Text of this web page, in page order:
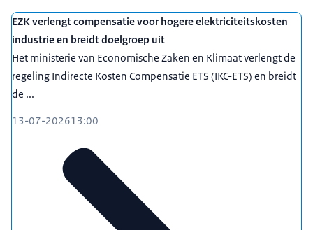
mei 2010 – juni 2015
Wethouder, gemeente Goes
maart 2007 – mei 2010
Directeur CDA-bestuurdersvereniging
Fractiemedewerker CDA Statenfractie, Provincie
Campagneleider CDA Europese verkiezingen
maart 2006 – mei 2010
Raadslid namens CDA, gemeente Goes
EZK verlengt compensatie voor hogere elektriciteitskosten
industrie en breidt doelgroep uit
Het ministerie van Economische Zaken en Klimaat verlengt de
regeling Indirecte Kosten Compensatie ETS (IKC-ETS) en breidt
de ...
13-07-202613:00